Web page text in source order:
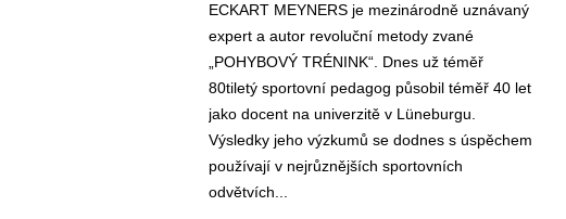
ECKART MEYNERS je mezinárodně uznávaný
expert a autor revoluční metody zvané
„POHYBOVÝ TRÉNINK“. Dnes už téměř
80tiletý sportovní pedagog působil téměř 40 let
jako docent na univerzitě v Lüneburgu.
Výsledky jeho výzkumů se dodnes s úspěchem
používají v nejrůznějších sportovních
odvětvích...